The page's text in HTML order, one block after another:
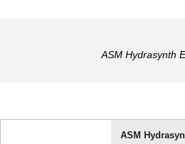
ASM Hydrasynth
ASM